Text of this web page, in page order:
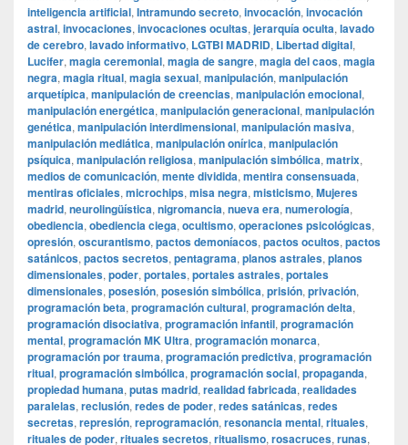
inteligencia artificial, Intramundo secreto, invocación, invocación
astral, invocaciones, invocaciones ocultas, jerarquía oculta, lavado
de cerebro, lavado informativo, LGTBI MADRID, Libertad digital,
Lucifer, magia ceremonial, magia de sangre, magia del caos, magia
negra, magia ritual, magia sexual, manipulación, manipulación
arquetípica, manipulación de creencias, manipulación emocional,
manipulación energética, manipulación generacional, manipulación
genética, manipulación interdimensional, manipulación masiva,
manipulación mediática, manipulación onírica, manipulación
psíquica, manipulación religiosa, manipulación simbólica, matrix,
medios de comunicación, mente dividida, mentira consensuada,
mentiras oficiales, microchips, misa negra, misticismo, Mujeres
madrid, neurolingüística, nigromancia, nueva era, numerología,
obediencia, obediencia ciega, ocultismo, operaciones psicológicas,
opresión, oscurantismo, pactos demoníacos, pactos ocultos, pactos
satánicos, pactos secretos, pentagrama, planos astrales, planos
dimensionales, poder, portales, portales astrales, portales
dimensionales, posesión, posesión simbólica, prisión, privación,
programación beta, programación cultural, programación delta,
programación disociativa, programación infantil, programación
mental, programación MK Ultra, programación monarca,
programación por trauma, programación predictiva, programación
ritual, programación simbólica, programación social, propaganda,
propiedad humana, putas madrid, realidad fabricada, realidades
paralelas, reclusión, redes de poder, redes satánicas, redes
secretas, represión, reprogramación, resonancia mental, rituales,
rituales de poder, rituales secretos, ritualismo, rosacruces, runas,